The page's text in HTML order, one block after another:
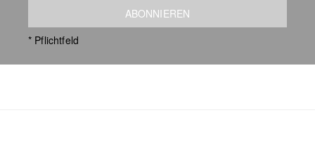
ABONNIEREN
* Pflichtfeld